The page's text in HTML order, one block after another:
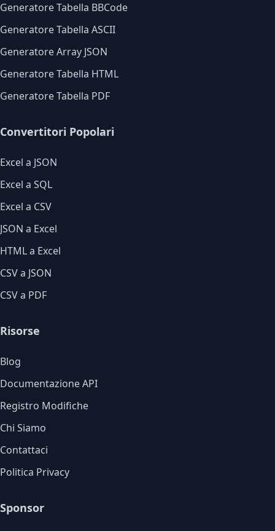
Generatore Tabella BBCode
Generatore Tabella ASCII
Generatore Array JSON
Generatore Tabella HTML
Generatore Tabella PDF
Convertitori Popolari
Excel a JSON
Excel a SQL
Excel a CSV
JSON a Excel
HTML a Excel
CSV a JSON
CSV a PDF
Risorse
Blog
Documentazione API
Registro Modifiche
Chi Siamo
Contattaci
Politica Privacy
Sponsor